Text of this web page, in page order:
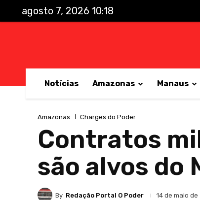
agosto 7, 2026 10:18
Notícias Amazonas Manaus
Amazonas Charges do Poder
Contratos
são alvos do
By Redação Portal O Poder 14 de maio de